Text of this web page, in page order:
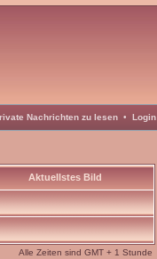
Nachrichten zu lesen • Login
Aktuellstes Bild
Alle Zeiten sind GMT + 1 Stunde